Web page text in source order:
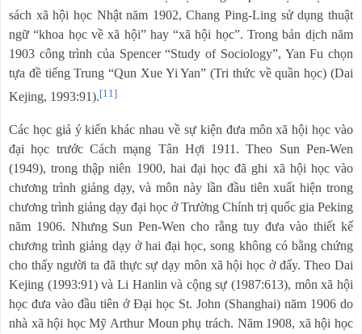
sách xã hội học Nhật năm 1902, Chang Ping-Ling sử dụng thuật
ngữ “khoa học về xã hội” hay “xã hội học”. Trong bản dịch năm
1903 công trình của Spencer “Study of Sociology”, Yan Fu chọn
tựa đề tiếng Trung “Qun Xue Yi Yan” (Tri thức về quần học) (Dai
Kejing, 1993:91).[11]
Các học giả ý kiến khác nhau về sự kiện đưa môn xã hội học vào
đại học trước Cách mạng Tân Hợi 1911. Theo Sun Pen-Wen
(1949), trong thập niên 1900, hai đại học đã ghi xã hội học vào
chương trình giảng dạy, và môn này lần đầu tiên xuất hiện trong
chương trình giảng dạy đại học ở Trường Chính trị quốc gia Peking
năm 1906. Nhưng Sun Pen-Wen cho rằng tuy đưa vào thiết kế
chương trình giảng dạy ở hai đại học, song không có bằng chứng
cho thấy người ta đã thực sự dạy môn xã hội học ở đấy. Theo Dai
Kejing (1993:91) và Li Hanlin và cộng sự (1987:613), môn xã hội
học đưa vào đầu tiên ở Đại học St. John (Shanghai) năm 1906 do
nhà xã hội học Mỹ Arthur Moun phụ trách. Năm 1908, xã hội học